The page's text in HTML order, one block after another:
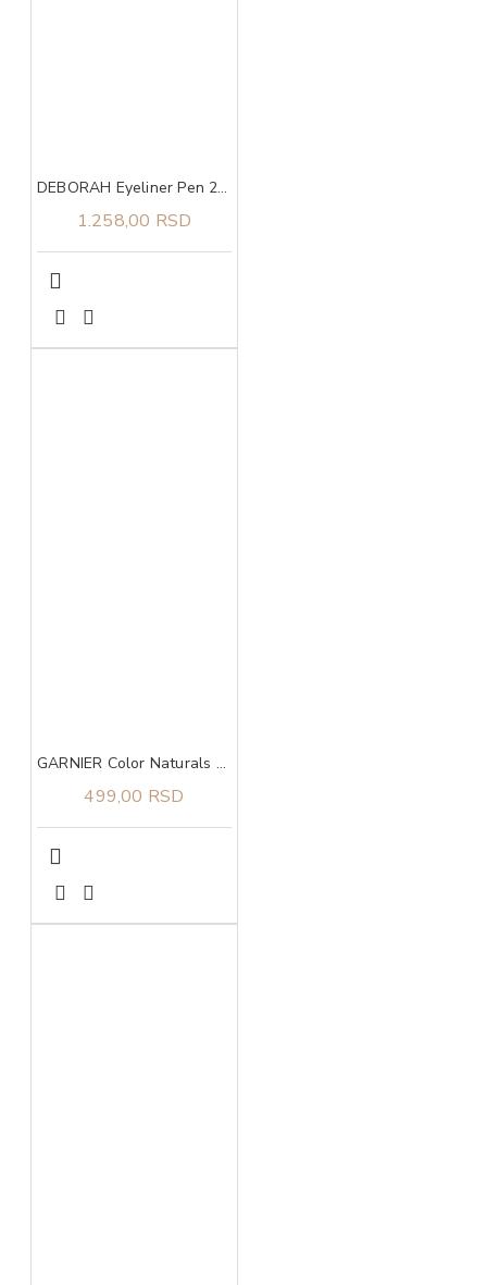
DEBORAH Eyeliner Pen 24ore Extra Mat
1.258,00 RSD
GARNIER Color Naturals N7 farba za kosu Nude Dark Blonde
499,00 RSD